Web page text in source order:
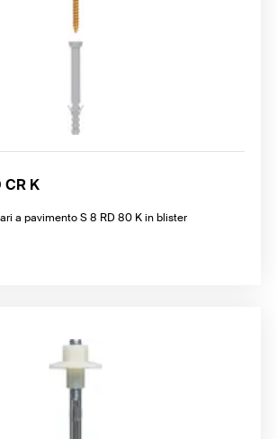
CR K
a pavimento S 8 RD 80 K in blister